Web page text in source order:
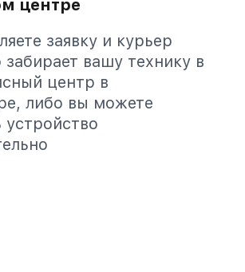
центре
заявку и курьер
забирает вашу технику в
центр в
либо вы можете
устройство